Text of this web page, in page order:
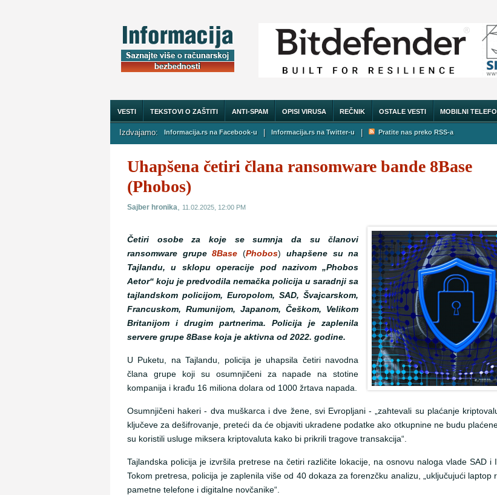
VESTI TEKSTOVI O ZAŠTITI ANTI-SPAM OPISI VIRUSA REČNIK OSTALE VESTI MOBILNI
O NAMA
Izdvajamo: Informacija.rs na Facebook-u | Informacija.rs na Twitter-u | Pratite nas preko RSS-a
Uhapšena četiri člana ransomware bande 8Base
(Phobos)
Sajber hronika, 11.02.2025, 12:00 PM
Četiri osobe za koje se sumnja da su članovi
ransomware grupe 8Base (Phobos) uhapšene su na
Tajlandu, u sklopu operacije pod nazivom „Phobos
Aetor“ koju je predvodila nemačka policija u saradnji sa
tajlandskom policijom, Europolom, SAD, Švajcarskom,
Francuskom, Rumunijom, Japanom, Češkom, Velikom
Britanijom i drugim partnerima. Policija je zaplenila
servere grupe 8Base koja je aktivna od 2022. godine.
U Puketu, na Tajlandu, policija je uhapsila četiri navodna
člana grupe koji su osumnjičeni za napade na stotine
kompanija i krađu 16 miliona dolara od 1000 žrtava napada.
Osumnjičeni hakeri - dva muškarca i dve žene, svi Evropljani - „zahtevali su plaćanje
ključeve za dešifrovanje, preteći da će objaviti ukradene podatke ako otkupnine ne budu
su koristili usluge miksera kriptovaluta kako bi prikrili tragove transakcija“.
Tajlandska policija je izvršila pretrese na četiri različite lokacije, na osnovu naloga vlade SAD i
Tokom pretresa, policija je zaplenila više od 40 dokaza za forenzčku analizu, „uključujući laptop
pametne telefone i digitalne novčanike“.